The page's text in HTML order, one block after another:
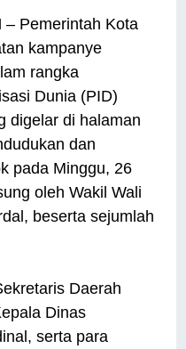
– Pemerintah Kota
kampanye
rangka
Dunia (PID)
digelar di halaman
dan
pada Minggu, 26
oleh Wakil Wali
beserta sejumlah
Daerah
Dinas
serta para